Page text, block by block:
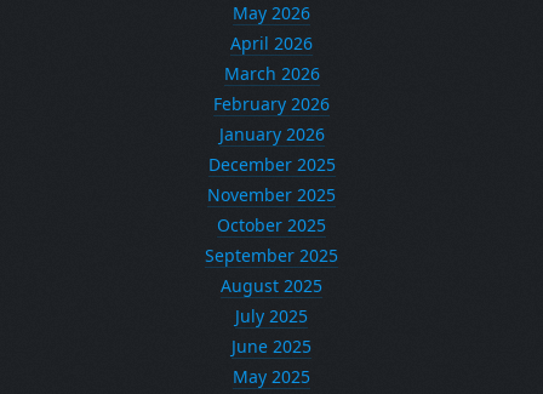
May 2026
April 2026
March 2026
February 2026
January 2026
December 2025
November 2025
October 2025
September 2025
August 2025
July 2025
June 2025
May 2025